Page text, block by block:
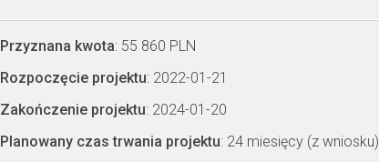
Przyznana kwota: 55 860 PLN
Rozpoczęcie projektu: 2022-01-21
Zakończenie projektu: 2024-01-20
Planowany czas trwania projektu: 24 miesięcy (z wniosku)